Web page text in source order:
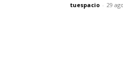
tuespacio - 29